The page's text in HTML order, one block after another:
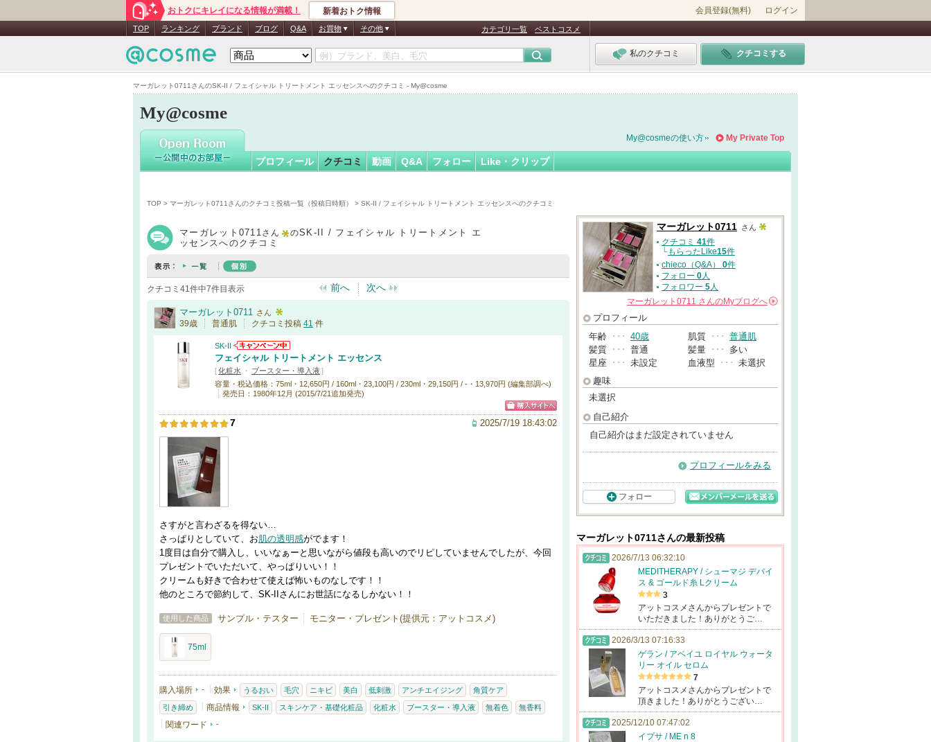
マーガレット0711さんのSK-II / フェイシャル トリートメント エッセンスへのクチコミ - My@cosme
おトクにキレイになる情報が満載！ 新着おトク情報 会員登録(無料) ログイン
TOP ランキング ブランド ブログ Q&A お買物 その他 カテゴリ一覧 ベストコスメ
私のクチコミ クチコミする
My@cosme
マーガレット0711さん
My Private Top
My@cosmeの使い方
プロフィール クチコミ 動画 Q&A フォロー Like・クリップ
TOP > マーガレット0711さんのクチコミ投稿一覧（投稿日時順） > SK-II / フェイシャル トリートメント エッセンスへのクチコミ
マーガレット0711さん のSK-II / フェイシャル トリートメント エ
ッセンスへのクチコミ
クチコミ41件中7件目表示 前へ 次へ
マーガレット0711 さん
39歳 普通肌 クチコミ投稿 41 件
SK-II
フェイシャル トリートメント エッセンス
[化粧水 ・ ブースター・導入液]
容量・税込価格：75ml・12,650円 / 160ml・23,100円 / 230ml・29,150円 / -・13,970円 (編集部調べ)
発売日：1980年12月 (2015/7/21追加発売)
7 2025/7/19 18:43:02
さすがと言わざるを得ない…
さっぱりとしていて、お肌の透明感がでます！
1度目は自分で購入し、いいなぁーと思いながら値段も高いのでリピしていませんでしたが、今回
プレゼントでいただいて、やっぱりいい！！
クリームも好きで合わせて使えば怖いものなしです！！
他のところで節約して、SK-IIさんにお世話になるしかない！！
使用した商品 サンプル・テスター モニター・プレゼント(提供元：アットコスメ)
75ml
購入場所 - 効果 うるおい 毛穴 ニキビ 美白 低刺激 アンチエイジング 角質ケア
引き締め 商品情報 SK-II スキンケア・基礎化粧品 化粧水 ブースター・導入液 無着色 無香料
関連ワード -
マーガレット0711 さん
クチコミ 41件
└もらったLike15件
chieco（Q&A） 0件
フォロー 0人
フォロワー 5人
マーガレット0711 さんのMyブログへ
プロフィール
年齢 ･･･ 40歳 肌質 ･･･ 普通肌
髪質 ･･･ 普通 髪量 ･･･
多い
星座 ･･･ 未設定 血液型 ･･･ 未選択
趣味
未選択
自己紹介
自己紹介はまだ設定されていません
プロフィールをみる
フォロー
マーガレット0711さんの最新投稿
2026/7/13 06:32:10
MEDITHERAPY / シューマジ デバイ
ス & ゴールド糸 Lクリーム
3
アットコスメさんからプレゼントで
いただきました！ありがとうご…
2026/3/13 07:16:33
ゲラン / アベイユ ロイヤル ウォータ
リー オイル セロム
7
アットコスメさんからプレゼントで
頂きました！ありがとうござい…
2025/12/10 07:47:02
イプサ / ME n 8